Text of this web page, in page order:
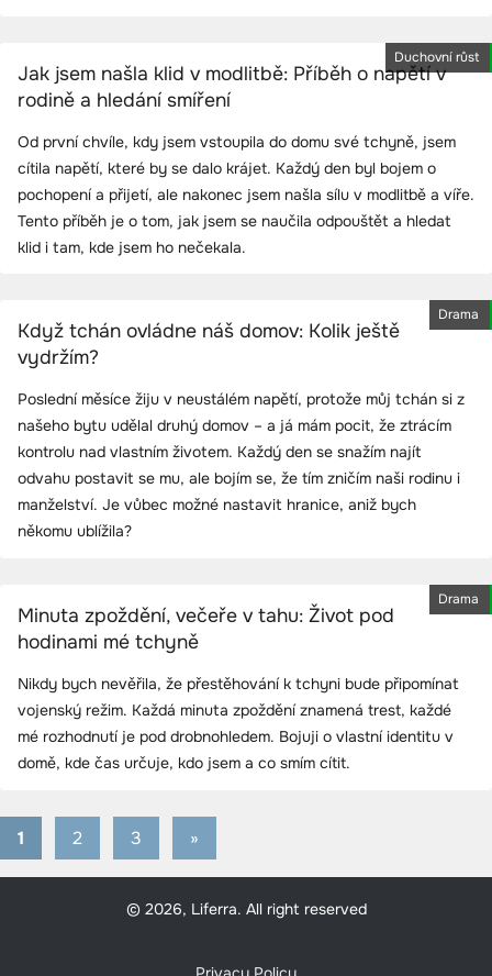
Duchovní růst
Jak jsem našla klid v modlitbě: Příběh o napětí v
rodině a hledání smíření
Od první chvíle, kdy jsem vstoupila do domu své tchyně, jsem
cítila napětí, které by se dalo krájet. Každý den byl bojem o
pochopení a přijetí, ale nakonec jsem našla sílu v modlitbě a víře.
Tento příběh je o tom, jak jsem se naučila odpouštět a hledat
klid i tam, kde jsem ho nečekala.
Drama
Když tchán ovládne náš domov: Kolik ještě
vydržím?
Poslední měsíce žiju v neustálém napětí, protože můj tchán si z
našeho bytu udělal druhý domov – a já mám pocit, že ztrácím
kontrolu nad vlastním životem. Každý den se snažím najít
odvahu postavit se mu, ale bojím se, že tím zničím naši rodinu i
manželství. Je vůbec možné nastavit hranice, aniž bych
někomu ublížila?
Drama
Minuta zpoždění, večeře v tahu: Život pod
hodinami mé tchyně
Nikdy bych nevěřila, že přestěhování k tchyni bude připomínat
vojenský režim. Každá minuta zpoždění znamená trest, každé
mé rozhodnutí je pod drobnohledem. Bojuji o vlastní identitu v
domě, kde čas určuje, kdo jsem a co smím cítit.
Stránkování
příspěvků
1 2 3
Next
»
© 2026, Liferra. All right reserved